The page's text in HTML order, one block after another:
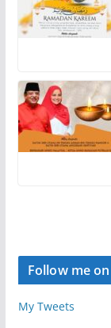
Follow me
My Tweets